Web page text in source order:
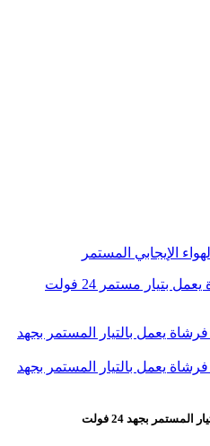
الإيجابي المستمر
بجهد 24 فولت